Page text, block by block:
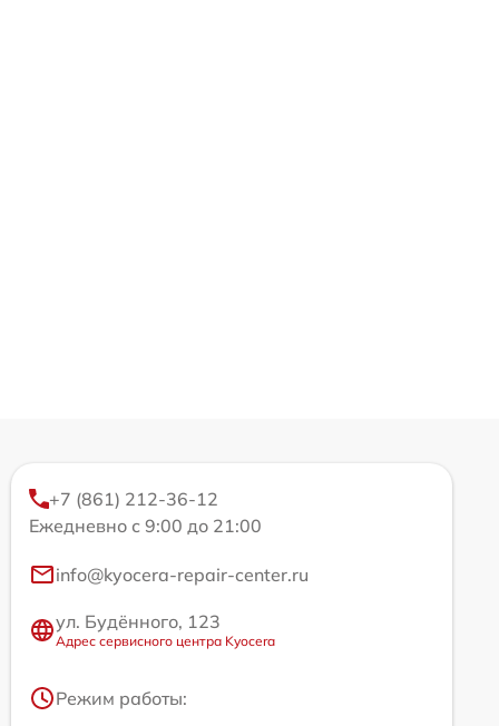
+7 (861) 212-36-12
Ежедневно с 9:00 до 21:00
info@kyocera-repair-center.ru
ул. Будённого, 123
Адрес сервисного центра Kyocera
Режим работы: